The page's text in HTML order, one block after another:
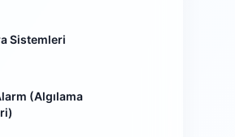
Sistemleri
(Algılama